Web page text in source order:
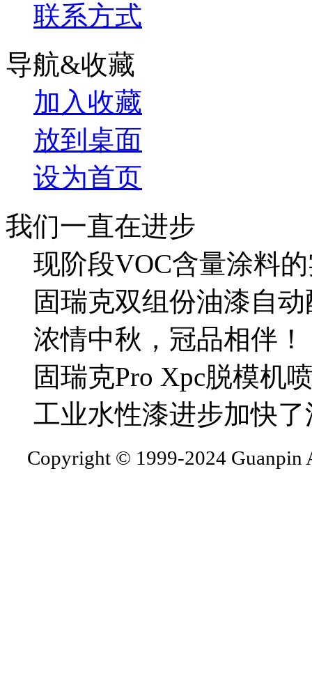
联系方式
导航&收藏
加入收藏
放到桌面
设为首页
我们一直在进步
现阶段VOC含量涂料
固瑞克双组份油漆自
浓情中秋，冠品相伴！
固瑞克Pro Xpc脱模机
工业水性漆进步加快
Copyright © 1999-2024 Guanpin